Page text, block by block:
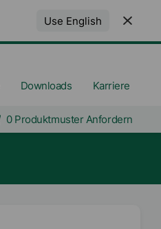
Use English
Downloads Karriere
0 Produktmuster Anfordern